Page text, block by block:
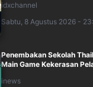
idxchannel
Sabtu, 8 Agustus 2026 -
Penembakan Sekolah
Main Game Kekerasan
inews